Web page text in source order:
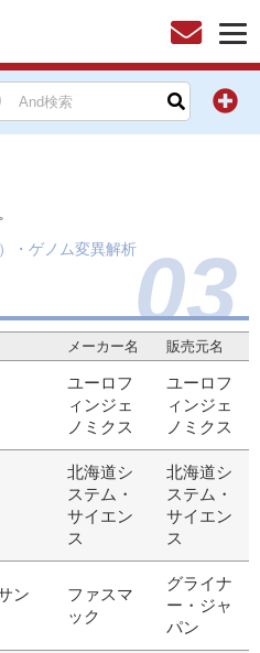
・ゲノム変異解析03
メーカー名 販売元名
ユーロフ
ィンジェ
ノミクス
ユーロフ
ィンジェ
ノミクス
北海道シ
ステム・
サイエン
ス
北海道シ
ステム・
サイエン
ス
ン
ファスマ
ック
グライナ
ー・ジャ
パン